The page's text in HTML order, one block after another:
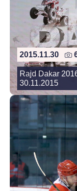
2015.11.30
Rajd Dakar
30.11.2015